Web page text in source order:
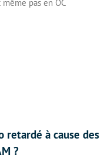
pas en OC
retardé à cause des
?